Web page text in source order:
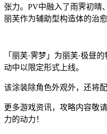
张力。PV中融入了雨霁初晴
丽芙作为辅助型构造体的治
「丽芙·霁梦」为丽芙·极昼
动中以限定形式上线。
该涂装除角色外观外，还将
更多游戏资讯，攻略内容敬
力的动力！